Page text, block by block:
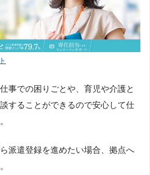
事での困りごとや、育児や介護と
することができるので安心して仕
派遣登録を進めたい場合、拠点へ